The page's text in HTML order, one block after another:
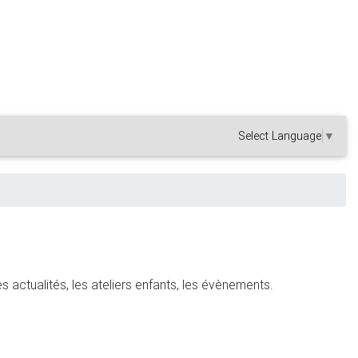
Select Language ▼
actualités, les ateliers enfants, les évènements.